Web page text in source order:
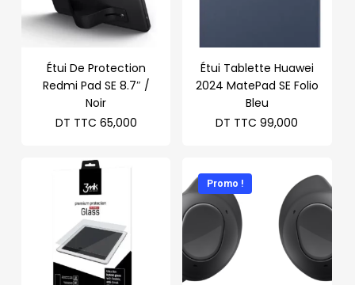
Étui De Protection
Redmi Pad SE 8.7″ /
Noir
DT TTC 65,000
Étui Tablette Huawei
2024 MatePad SE Folio
Bleu
DT TTC 99,000
Promo !